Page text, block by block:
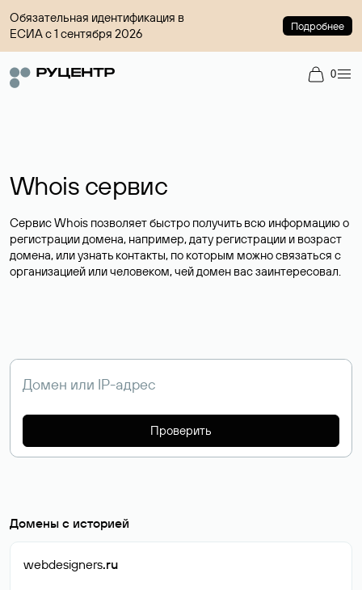
Обязательная идентификация в
ЕСИА с 1 сентября 2026
Подробнее
0
Whois сервис
Сервис Whois позволяет быстро получить всю информацию о
регистрации домена, например, дату регистрации и возраст
домена, или узнать контакты, по которым можно связаться с
организацией или человеком, чей домен вас заинтересовал.
Проверить
Домены с историей
webdesigners.ru